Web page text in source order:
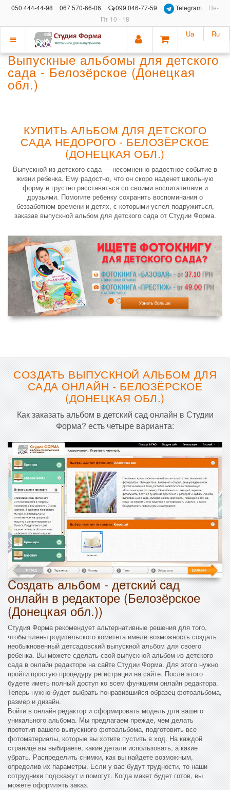
050 444-44-98 067 570-66-06 099 046-77-59 Telegram
Пн-
Пт 10 - 18
Показать
меню
Ua Ru
Выпускные альбомы для детского
сада - Белозёрское (Донецкая
обл.)
КУПИТЬ АЛЬБОМ ДЛЯ ДЕТСКОГО
САДА НЕДОРОГО - БЕЛОЗЁРСКОЕ
(ДОНЕЦКАЯ ОБЛ.)
Выпускной из детского сада — несомненно радостное событие в
жизни ребенка. Ему радостно, что он скоро наденет школьную
форму и грустно расставаться со своими воспитателями и
друзьями. Помогите ребенку сохранить воспоминания о
беззаботном времени и детях, с которыми успел подружиться,
заказав выпускной альбом для детского сада от Студии Форма.
СОЗДАТЬ ВЫПУСКНОЙ АЛЬБОМ ДЛЯ
САДА ОНЛАЙН - БЕЛОЗЁРСКОЕ
(ДОНЕЦКАЯ ОБЛ.)
Как заказать альбом в детский сад онлайн в Студии
Форма? есть четыре варианта:
Cоздать альбом - детский сад
онлайн в редакторе (Белозёрское
(Донецкая обл.))
Студия Форма рекомендует альтернативные решения для того,
чтобы члены родительского комитета имели возможность создать
необыкновенный детсадовский выпускной альбом для своего
ребенка. Вы можете сделать свой выпускной альбом из детского
сада в онлайн редакторе на сайте Студии Форма. Для этого нужно
пройти простую процедуру регистрации на сайте. После этого
будете иметь полный доступ ко всем функциям онлайн редактора.
Теперь нужно будет выбрать понравившийся образец фотоальбома,
размер и дизайн.
Войти в онлайн редактор и сформировать модель для вашего
уникального альбома. Мы предлагаем прежде, чем делать
прототип вашего выпускного фотоальбома, подготовить все
фотоматериалы, которые вы хотите пустить в ход. На каждой
странице вы выбираете, какие детали использовать, а какие
убрать. Распределить снимки, как вы найдете возможным,
определив их параметры. Если у вас будут трудности, то наши
сотрудники подскажут и помогут. Когда макет будет готов, вы
можете оформлять заказ.